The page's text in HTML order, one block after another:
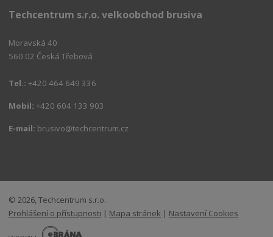
Techcentrum s.r.o. velkoobchod brusiva
Moravská 40
560 02 Česká Třebová
Tel.: +420 464 649 336
Mobil: +420 604 133 903
E-mail: brusivo@techcentrum.cz
© 2026, Techcentrum s.r.o.
Prohlášení o přístupnosti | Mapa stránek | Nastavení Cookies